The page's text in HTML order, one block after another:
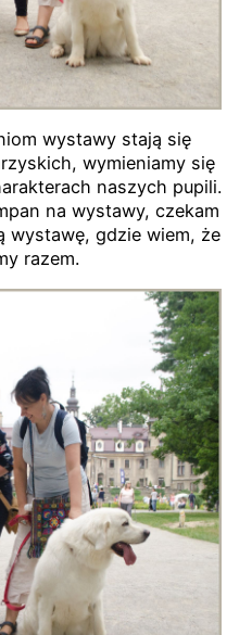
wystawy stają się
wymieniamy się
naszych pupili.
na wystawy, czekam
wystawę, gdzie wiem, że
razem.